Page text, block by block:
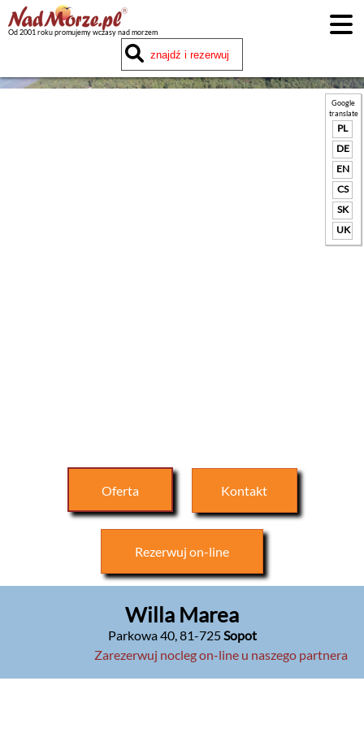
Od 2001 roku promujemy wczasy nad morzem
Google
translate
PL
DE
EN
CS
SK
UK
Oferta Kontakt
Rezerwuj on-line
Willa Marea
Parkowa 40,81-725Sopot
Zarezerwuj nocleg on-line u naszego partnera